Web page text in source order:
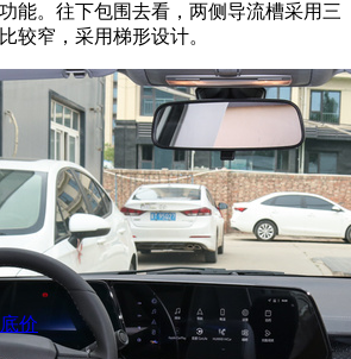
能。往下包围去看，两侧导流槽采用三
较窄，采用梯形设计。
价